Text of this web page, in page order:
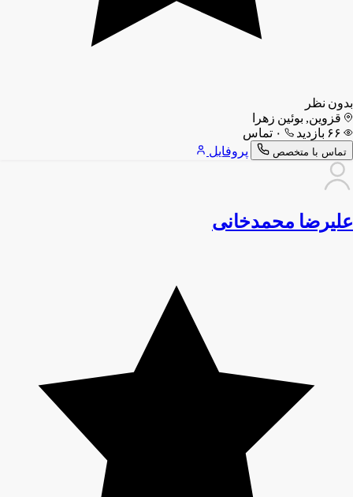
بدون نظر
قزوین, بوئین زهرا
تماس با متخصص پروفایل
علیرضا محمدخانی